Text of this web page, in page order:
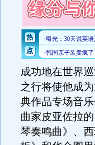
成功地在世界
之行将使他成
典作品专场音
曲家皮亚佐拉
琴奏鸣曲》、